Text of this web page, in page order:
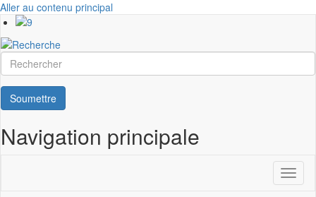
Aller au contenu principal
Rechercher
Soumettre
Navigation principale